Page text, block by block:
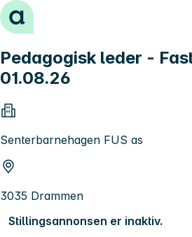
Hopp til innhold
Pedagogisk leder -
01.08.26
Senterbarnehagen FUS as
3035 Drammen
Stillingsannonsen er inaktiv.